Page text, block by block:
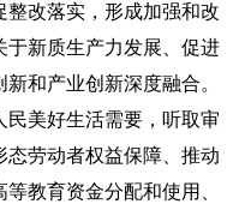
改落实，形成加强和改
于新质生产力发展、促进
和产业创新深度融合。
民美好生活需要，听取审
劳动者权益保障、推动
教育资金分配和使用、